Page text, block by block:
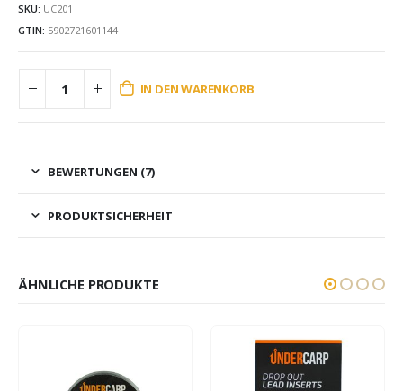
SKU: UC201
GTIN: 5902721601144
IN DEN WARENKORB
BEWERTUNGEN (7)
PRODUKTSICHERHEIT
ÄHNLICHE PRODUKTE